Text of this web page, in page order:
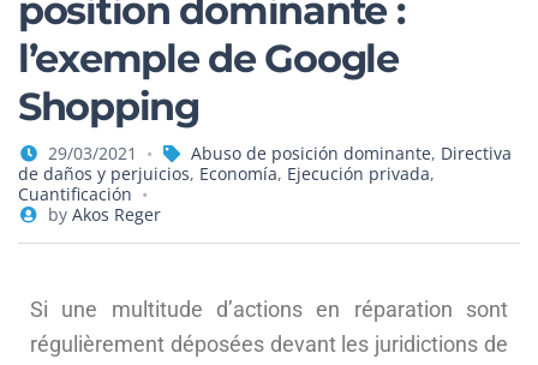
position dominante :
l’exemple de Google
Shopping
29/03/2021 Abuso de posición dominante, Directiva
de daños y perjuicios, Economía, Ejecución privada,
Cuantificación
by Akos Reger
Si une multitude d’actions en réparation sont
régulièrement déposées devant les juridictions de